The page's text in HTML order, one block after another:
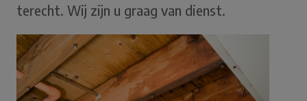
terecht. Wij zijn u graag van dienst.